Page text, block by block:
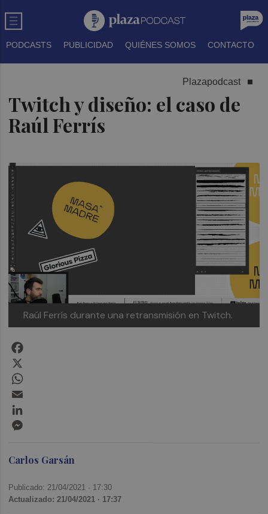
PODCASTS PUBLICIDAD QUIÉNES SOMOS CONTACTO
Plazapodcast
Twitch y diseño: el caso de
Raúl Ferrís
Raúl Ferrís durante una retransmisión en Twitch.
Carlos Garsán
Publicado: 21/04/2021 · 17:30
Actualizado: 21/04/2021 · 17:37